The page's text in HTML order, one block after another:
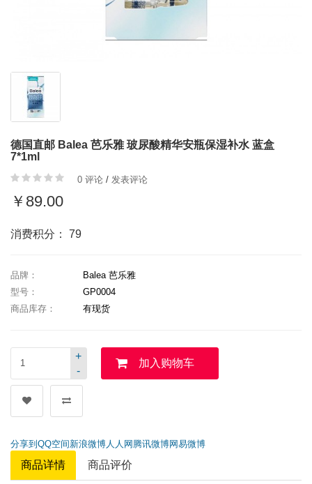
德国直邮 Balea 芭乐雅 玻尿酸精华安瓶保湿补水 蓝盒
7*1ml
0 评论 / 发表评论
￥89.00
消费积分： 79
品牌：
Balea 芭乐雅
型号：
GP0004
商品库存：
有现货
-
+
加入购物车
分享到 QQ空间新浪微博 人人网 腾讯微博网易微博
商品详情 商品评价